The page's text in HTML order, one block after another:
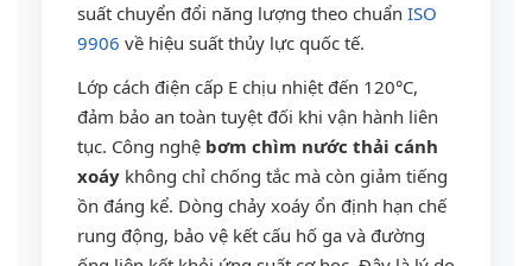
suất chuyển đổi năng lượng theo chuẩn ISO
9906 về hiệu suất thủy lực quốc tế.
Lớp cách điện cấp E chịu nhiệt đến 120°C,
đảm bảo an toàn tuyệt đối khi vận hành liên
tục. Công nghệ bơm chìm nước thải cánh
xoáy không chỉ chống tắc mà còn giảm tiếng
ồn đáng kể. Dòng chảy xoáy ổn định hạn chế
rung động, bảo vệ kết cấu hố ga và đường